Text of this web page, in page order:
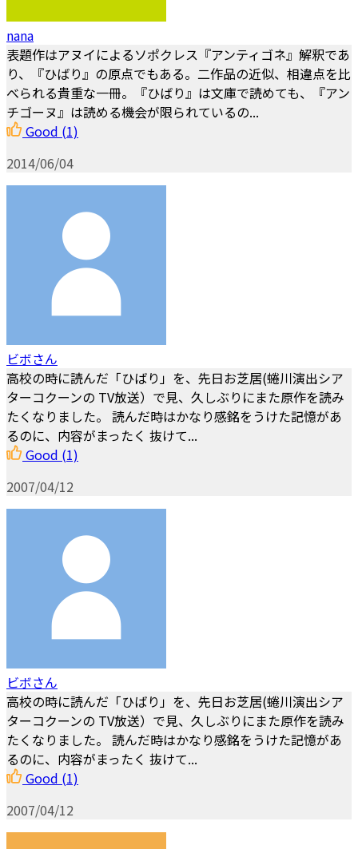
nana
表題作はアヌイによるソポクレス『アンティゴネ』解釈であ
り、『ひばり』の原点でもある。二作品の近似、相違点を比
べられる貴重な一冊。『ひばり』は文庫で読めても、『アン
チゴーヌ』は読める機会が限られているの...
Good (1)
2014/06/04
ビボさん
高校の時に読んだ「ひばり」を、先日お芝居(蜷川演出シア
ターコクーンの TV放送）で見、久しぶりにまた原作を読み
たくなりました。 読んだ時はかなり感銘をうけた記憶があ
るのに、内容がまったく 抜けて...
Good (1)
2007/04/12
ビボさん
高校の時に読んだ「ひばり」を、先日お芝居(蜷川演出シア
ターコクーンの TV放送）で見、久しぶりにまた原作を読み
たくなりました。 読んだ時はかなり感銘をうけた記憶があ
るのに、内容がまったく 抜けて...
Good (1)
2007/04/12